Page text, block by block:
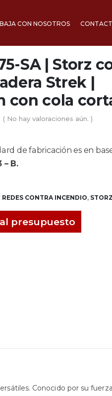
CON NOSOTROS
SA | Storz
Strek |
con cola
( No hay valoraciones aún. )
de fabricación es en
– B.
REDES CONTRA INCENDIO, STORZ
presupuesto
Conocido por su